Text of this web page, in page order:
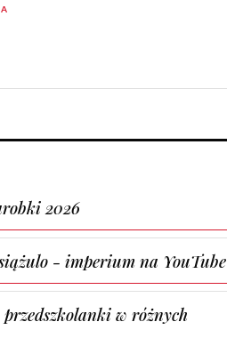
2026
- imperium na YouTube
w różnych